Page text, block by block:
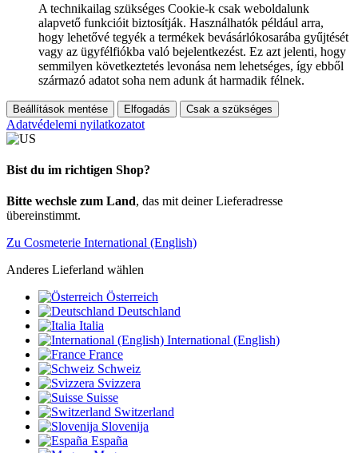
A technikailag szükséges Cookie-k csak weboldalunk
alapvető funkcióit biztosítják. Használhatók például arra,
hogy lehetővé tegyék a termékek bevásárlókosarába gyűjtését
vagy az ügyfélfiókba való bejelentkezést. Ez azt jelenti, hogy
semmilyen következtetés levonása nem lehetséges, így ebből
származó adatot soha nem adunk át harmadik félnek.
Beállítások mentése Elfogadás Csak a szükséges
Adatvédelemi nyilatkozatot
Bist du im richtigen Shop?
Bitte wechsle zum Land, das mit deiner Lieferadresse
übereinstimmt.
Zu Cosmeterie International (English)
Anderes Lieferland wählen
Österreich
Deutschland
Italia
International (English)
France
Schweiz
Svizzera
Suisse
Switzerland
Slovenija
España